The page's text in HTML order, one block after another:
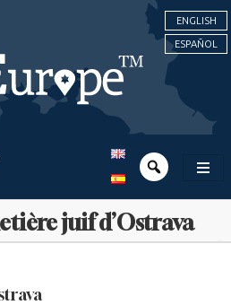
ENGLISH
ESPAÑOL
juif d’Ostrava